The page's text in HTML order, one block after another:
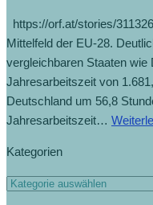
https://orf.at/stories/
Mittelfeld der EU-28.
vergleichbaren Staaten
Jahresarbeitszeit von
Deutschland um 56,8
Jahresarbeitszeit…
Kategorien
Kategorien